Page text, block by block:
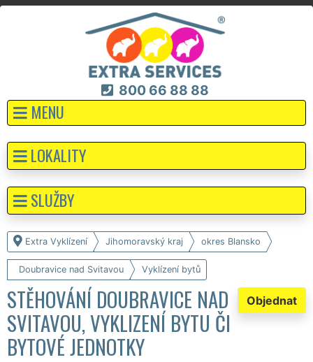
800 66 88 88
MENU
Extra Vyklízení Jihomoravský kraj okres Blansko
Doubravice nad Svitavou Vyklízení bytů
Objednat
STĚHOVÁNÍ DOUBRAVICE NAD
SVITAVOU, VYKLIZENÍ BYTU ČI
BYTOVÉ JEDNOTKY
LOKALITY
SLUŽBY